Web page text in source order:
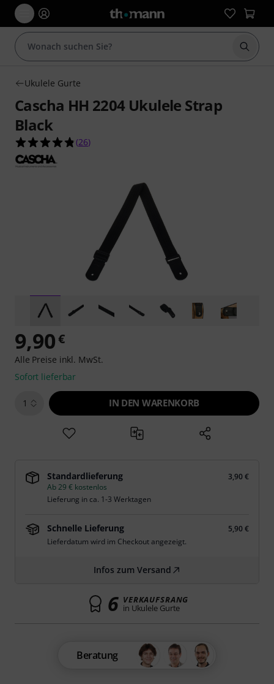
Suche
Ukulele Gurte
Cascha HH 2204 Ukulele Strap
Black
4.8 von 5 Sternen aus 26 Kundenbewertungen
(26)
9,90€
Alle Preise inkl. MwSt.
Sofort lieferbar
1 IN DEN WARENKORB
Standardlieferung
3,90 €
Ab 29 € kostenlos
Lieferung in ca. 1-3 Werktagen
Schnelle Lieferung
5,90 €
Lieferdatum wird im Checkout angezeigt.
Infos zum Versand
6 VERKAUFSRANG
in Ukulele Gurte
Beratung